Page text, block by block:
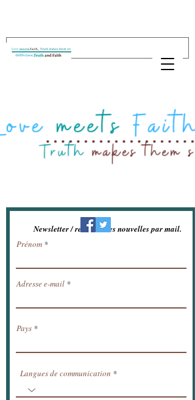
Newsletter / recevoir les nouvelles par mail.
Prénom
Adresse e-mail
Pays
Langues de communication